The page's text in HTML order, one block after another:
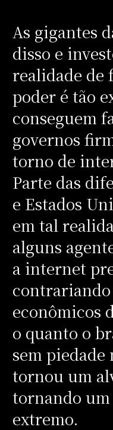
As gigantes
disso e
realidade de
poder é tão
conseguem
governos
torno de
Parte das
e Estados
em tal
alguns
a internet
contrariando
econômicos
o quanto o
sem
tornou um
tornando
extremo.